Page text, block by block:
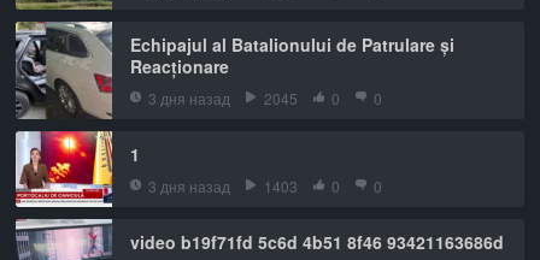
Echipajul al Batalionului de Patrulare și
Reacționare
3 дня назад 2045 0 0
1
3 дня назад 1403 0 0
video b19f71fd 5c6d 4b51 8f46 93421163686d